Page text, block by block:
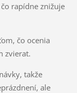
rapídne znižuje
čo ocenia
zvierat.
takže
ale